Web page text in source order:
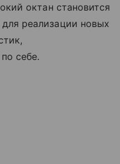
октан становится
реализации новых
себе.